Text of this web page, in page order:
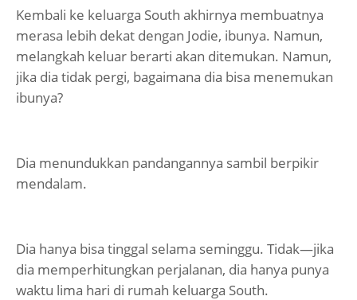
Kembali ke keluarga South akhirnya membuatnya
merasa lebih dekat dengan Jodie, ibunya. Namun,
melangkah keluar berarti akan ditemukan. Namun,
jika dia tidak pergi, bagaimana dia bisa menemukan
ibunya?
Dia menundukkan pandangannya sambil berpikir
mendalam.
Dia hanya bisa tinggal selama seminggu. Tidak—jika
dia memperhitungkan perjalanan, dia hanya punya
waktu lima hari di rumah keluarga South.